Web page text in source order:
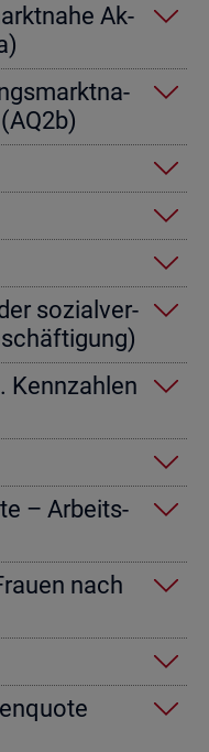
Ak­
so­zi­al­ver­
Kenn­zah­len
– Ar­beits­
nach